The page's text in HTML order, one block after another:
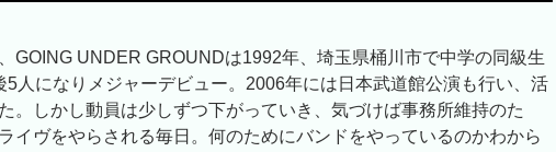
GOING UNDER GROUNDは1992年、埼玉県桶川市で中学の同級生
5人になりメジャーデビュー。2006年には日本武道館公演も行い、活
。しかし動員は少しずつ下がっていき、気づけば事務所維持のた
イヴをやらされる毎日。何のためにバンドをやっているのかわから